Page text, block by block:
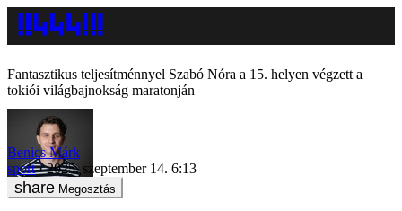
Fantasztikus teljesítménnyel Szabó Nóra a 15. helyen végzett a
tokiói világbajnokság maratonján
Benics Márk
sport
2025. szeptember 14. 6:13
Megosztás